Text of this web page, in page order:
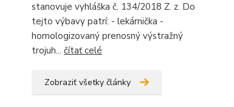
stanovuje vyhláška č. 134/2018 Z. z. Do
tejto výbavy patrí: - lekárnička -
homologizovaný prenosný výstražný
trojuh... čítať celé
Zobraziť všetky články